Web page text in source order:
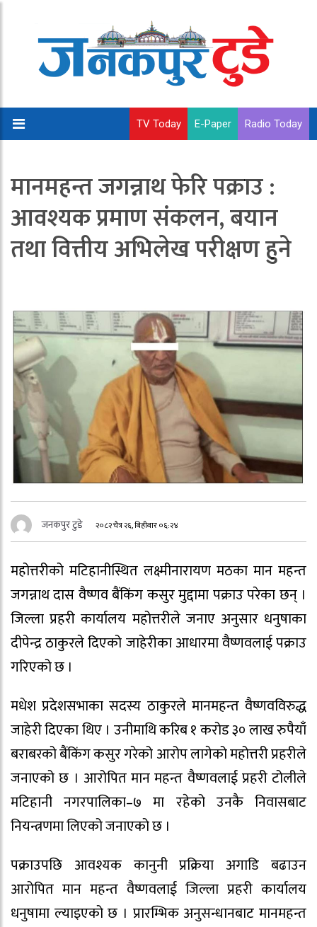
TV Today E-Paper Radio Today
मानमहन्त जगन्नाथ फेरि पक्राउ :
आवश्यक प्रमाण संकलन, बयान
तथा वित्तीय अभिलेख परीक्षण हुने
जनकपुर टुडे २०८२ चैत्र २६, बिहीबार ०६:२४
महोत्तरीको मटिहानीस्थित लक्ष्मीनारायण मठका मान महन्त
जगन्नाथ दास वैष्णव बैंकिंग कसुर मुद्दामा पक्राउ परेका छन् ।
जिल्ला प्रहरी कार्यालय महोत्तरीले जनाए अनुसार धनुषाका
दीपेन्द्र ठाकुरले दिएको जाहेरीका आधारमा वैष्णवलाई पक्राउ
गरिएको छ ।
मधेश प्रदेशसभाका सदस्य ठाकुरले मानमहन्त वैष्णवविरुद्ध
जाहेरी दिएका थिए । उनीमाथि करिब १ करोड ३० लाख रुपैयाँ
बराबरको बैंकिंग कसुर गरेको आरोप लागेको महोत्तरी प्रहरीले
जनाएको छ । आरोपित मान महन्त वैष्णवलाई प्रहरी टोलीले
मटिहानी नगरपालिका–७ मा रहेको उनकै निवासबाट
नियन्त्रणमा लिएको जनाएको छ ।
पक्राउपछि आवश्यक कानुनी प्रक्रिया अगाडि बढाउन
आरोपित मान महन्त वैष्णवलाई जिल्ला प्रहरी कार्यालय
धनुषामा ल्याइएको छ । प्रारम्भिक अनुसन्धानबाट मानमहन्त